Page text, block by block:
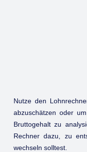
Nutze den
abzuschätzen oder
Bruttogehalt zu
Rechner dazu, zu
wechseln solltest.